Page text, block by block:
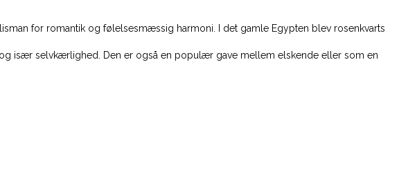
for romantik og følelsesmæssig harmoni. I det gamle Egypten blev rosenkvarts
især selvkærlighed. Den er også en populær gave mellem elskende eller som en